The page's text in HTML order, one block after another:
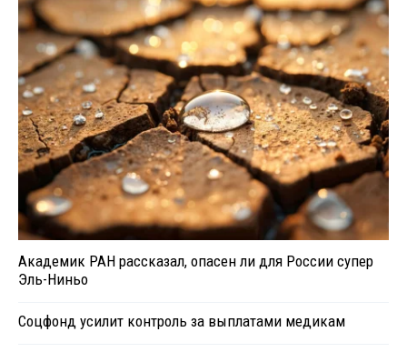
Академик РАН рассказал, опасен ли для России супер
Эль-Ниньо
Соцфонд усилит контроль за выплатами медикам